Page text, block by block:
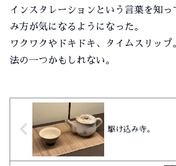
インスタレーションという言葉を知
み方が気になるようになった。
ワクワクやドキドキ、タイムスリッ
法の一つかもしれない。
駆け込み寺。